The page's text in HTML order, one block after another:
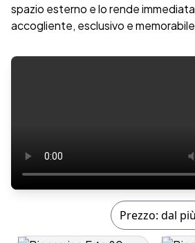
spazio esterno e lo rende
accogliente, esclusivo e